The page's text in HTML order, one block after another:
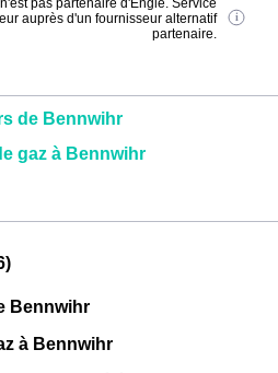
pas partenaire d'Engie. Service
auprès d'un fournisseur alternatif
partenaire.
de Bennwihr
gaz à Bennwihr
Bennwihr
à Bennwihr